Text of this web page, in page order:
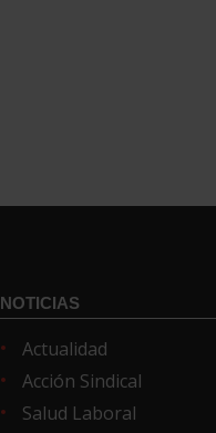
NOTICIAS
Actualidad
Acción Sindical
Salud Laboral